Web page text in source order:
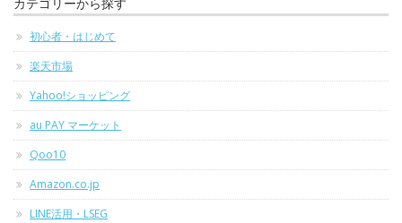
初心者・はじめて
楽天市場
Yahoo!ショッピング
au PAY マーケット
Qoo10
Amazon.co.jp
LINE活用・LSEG